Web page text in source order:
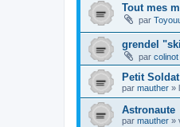
Tout mes
par
grendel
par colinot
Petit Soldat
par mauther »
Astronaute
par mauther »